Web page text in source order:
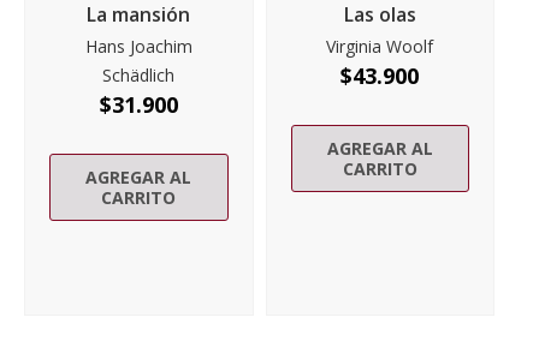
La mansión
Hans Joachim
Schädlich
$31.900
AGREGAR AL
CARRITO
Las olas
Virginia Woolf
$43.900
AGREGAR AL
CARRITO